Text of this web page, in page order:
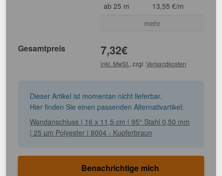
ab 25 m
13,55 €/m
mehr
Gesamtpreis 7,32€
inkl. MwSt. , zzgl. Versandkosten
Dieser Artikel ist momentan nicht lieferbar.
Hier finden Sie einen passenden Alternativartikel:
Wandanschluss | 16 x 11,5 cm | 95° Stahl 0,50 mm
| 25 µm Polyester | 8004 - Kupferbraun
Benachrichtige mich